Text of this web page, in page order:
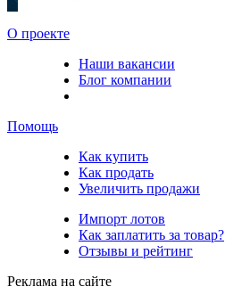
О проекте
Наши вакансии
Блог компании
Помощь
Как купить
Как продать
Увеличить продажи
Импорт лотов
Как заплатить за товар?
Отзывы и рейтинг
Реклама на сайте